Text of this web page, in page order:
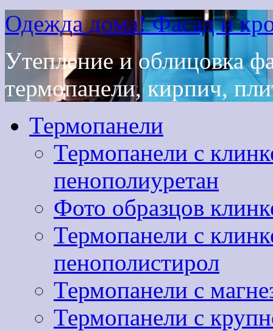
Одежда дома! Фасад и
Утепление и облицовка
термопанели, кирпич,
Термопанели
Термопанели с
пенополиуретан
Фото образцов
Термопанели с
пенополистирол
Термопанели с
Термопанели с